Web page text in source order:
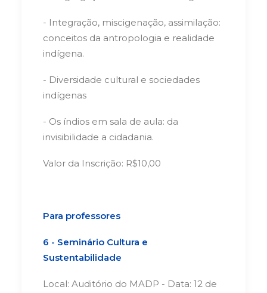
- Integração, miscigenação, assimilação:
conceitos da antropologia e realidade
indígena.
- Diversidade cultural e sociedades
indígenas
- Os índios em sala de aula: da
invisibilidade a cidadania.
Valor da Inscrição: R$10,00
Para professores
6 - Seminário Cultura e
Sustentabilidade
Local: Auditório do MADP - Data: 12 de